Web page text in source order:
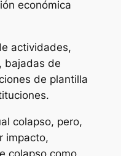
económica
actividades,
bajadas de
de plantilla
colapso, pero,
impacto,